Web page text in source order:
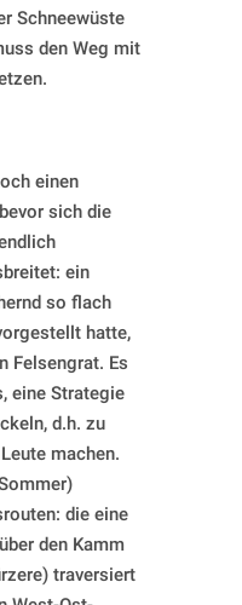
Schneewüste
den Weg mit
einen
sich die
ein
so flach
hatte,
Felsengrat. Es
eine Strategie
d.h. zu
machen.
die eine
den Kamm
traversiert